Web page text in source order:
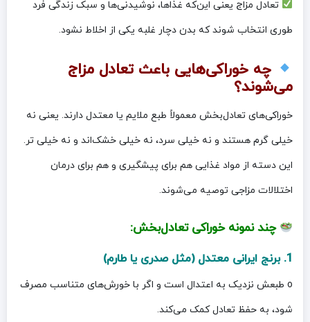
تعادل مزاج یعنی این‌که غذاها، نوشیدنی‌ها و سبک زندگی فرد
طوری انتخاب شوند که بدن دچار غلبه یکی از اخلاط نشود.
چه خوراکی‌هایی باعث تعادل مزاج
می‌شوند؟
خوراکی‌های تعادل‌بخش معمولاً طبع ملایم یا معتدل دارند. یعنی نه
خیلی گرم هستند و نه خیلی سرد، نه خیلی خشک‌اند و نه خیلی تر.
این دسته از مواد غذایی هم برای پیشگیری و هم برای درمان
اختلالات مزاجی توصیه می‌شوند.
چند نمونه خوراکی تعادل‌بخش:
1. برنج ایرانی معتدل (مثل صدری یا طارم)
o طبعش نزدیک به اعتدال است و اگر با خورش‌های متناسب مصرف
شود، به حفظ تعادل کمک می‌کند.